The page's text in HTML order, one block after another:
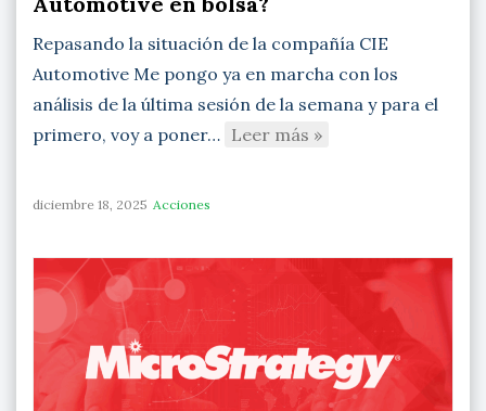
Repasando la situación de la compañía CIE
Automotive Me pongo ya en marcha con los
análisis de la última sesión de la semana y para el
primero, voy a poner… Leer más »
diciembre 18, 2025 Acciones